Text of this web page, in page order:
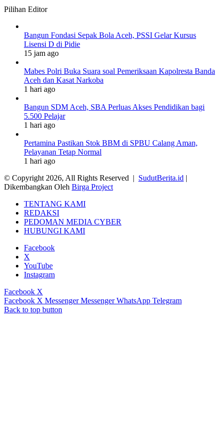
Pilihan Editor
Bangun Fondasi Sepak Bola Aceh, PSSI Gelar Kursus
Lisensi D di Pidie
15 jam ago
Mabes Polri Buka Suara soal Pemeriksaan Kapolresta Banda
Aceh dan Kasat Narkoba
1 hari ago
Bangun SDM Aceh, SBA Perluas Akses Pendidikan bagi
5.500 Pelajar
1 hari ago
Pertamina Pastikan Stok BBM di SPBU Calang Aman,
Pelayanan Tetap Normal
1 hari ago
© Copyright 2026, All Rights Reserved | SudutBerita.id |
Dikembangkan Oleh Birga Project
TENTANG KAMI
REDAKSI
PEDOMAN MEDIA CYBER
HUBUNGI KAMI
Facebook
X
YouTube
Instagram
Facebook X
Facebook X Messenger Messenger WhatsApp Telegram
Back to top button